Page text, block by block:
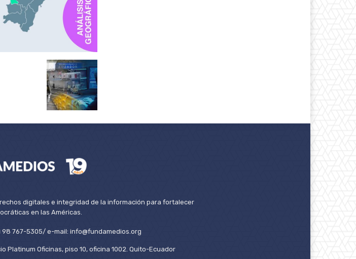
digitales e integridad de la información para fortalecer
en las Américas.
767-5305/ e-mail: info@fundamedios.org
Platinum Oficinas, piso 10, oficina 1002. Quito-Ecuador